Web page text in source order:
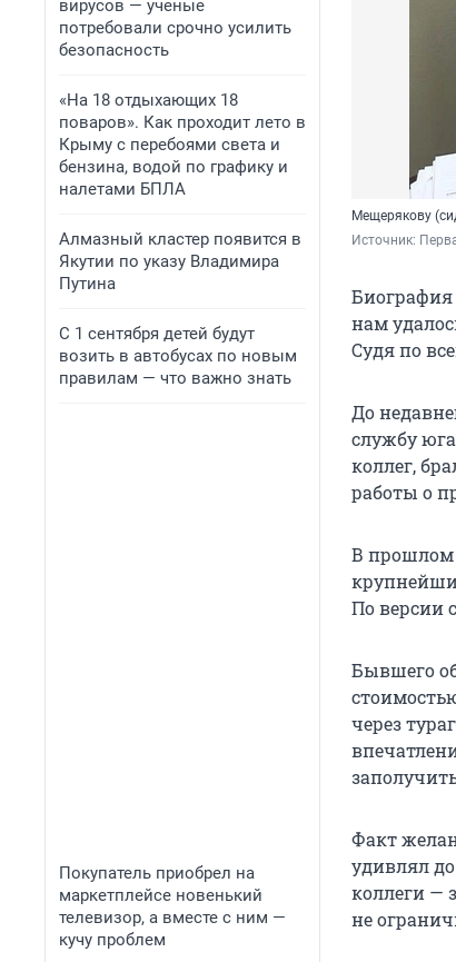
вирусов — ученые
потребовали срочно усилить
безопасность
«На 18 отдыхающих 18
поваров». Как проходит лето в
Крыму с перебоями света и
бензина, водой по графику и
налетами БПЛА
Алмазный кластер появится в
Якутии по указу Владимира
Путина
С 1 сентября детей будут
возить в автобусах по новым
правилам — что важно знать
Покупатель приобрел на
маркетплейсе новенький
телевизор, а вместе с ним —
кучу проблем
Мещерякову
Источник:
нам
Судя по
До
службу
коллег,
работы о
В прошлом
По версии
Бывшего
через
Факт
удивлял
коллеги —
не